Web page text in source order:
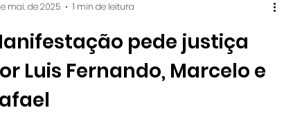
pede justiça
Luis Fernando, Marcelo e
mai. de 2025 1 min de leitura